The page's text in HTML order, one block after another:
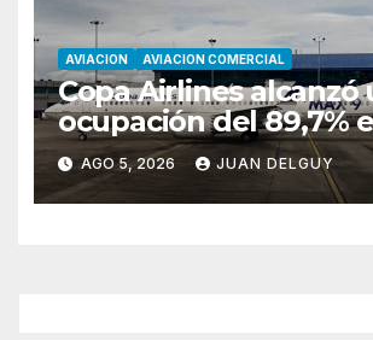
AVIACION AVIACION COMERCIAL
Copa Airlines alcanzó
ocupación del 89,7%
tras aumentar un
tráfico de pasajeros
AGO 5, 2026 JUAN DELGUY